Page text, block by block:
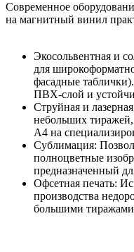
Современное
на магнитный винил
Экосольвентная и
для
фасадные
ПВХ-слой и
Струйная и
небольших
А4 на
Сублимация:
полноцветные
предназначенный
Офсетная печать:
производства
большими